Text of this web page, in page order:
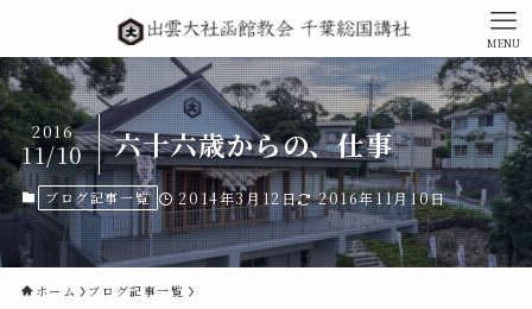
MENU
六十六歳からの、仕事
2016
11/10
ブログ記事一覧 2014年3月12日 2016年11月10日
ホーム ブログ記事一覧